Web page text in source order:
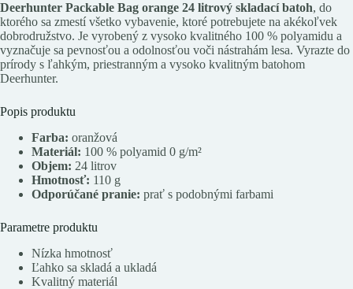
Deerhunter Packable Bag orange 24 litrový skladací batoh, do
ktorého sa zmestí všetko vybavenie, ktoré potrebujete na akékoľvek
dobrodružstvo. Je vyrobený z vysoko kvalitného 100 % polyamidu a
vyznačuje sa pevnosťou a odolnosťou voči nástrahám lesa. Vyrazte do
prírody s ľahkým, priestranným a vysoko kvalitným batohom
Deerhunter.
Popis produktu
Farba: oranžová
Materiál: 100 % polyamid 0 g/m²
Objem: 24 litrov
Hmotnosť: 110 g
Odporúčané pranie: prať s podobnými farbami
Parametre produktu
Nízka hmotnosť
Ľahko sa skladá a ukladá
Kvalitný materiál